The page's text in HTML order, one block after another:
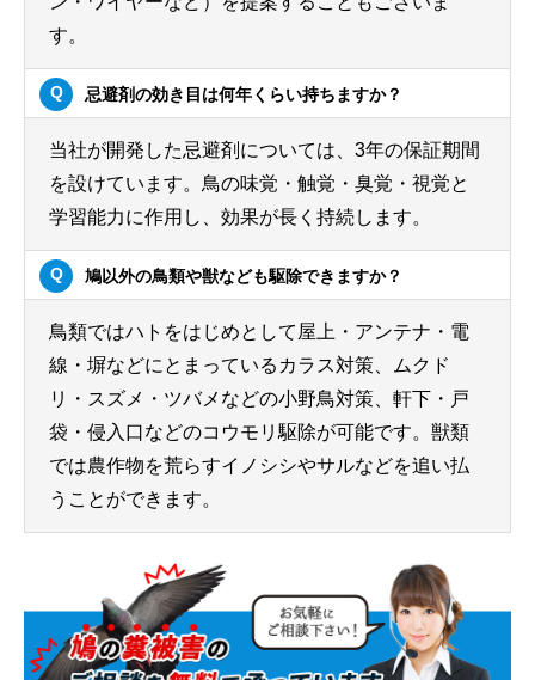
す。
忌避剤の効き目は何年くらい持ちますか？
当社が開発した忌避剤については、3年の保証期間
を設けています。鳥の味覚・触覚・臭覚・視覚と
学習能力に作用し、効果が長く持続します。
鳩以外の鳥類や獣なども駆除できますか？
鳥類ではハトをはじめとして屋上・アンテナ・電
線・塀などにとまっているカラス対策、ムクド
リ・スズメ・ツバメなどの小野鳥対策、軒下・戸
袋・侵入口などのコウモリ駆除が可能です。獣類
では農作物を荒らすイノシシやサルなどを追い払
うことができます。